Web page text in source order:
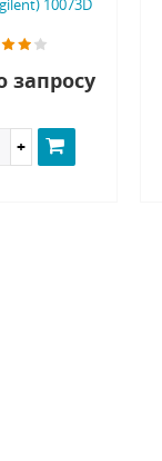
10073D
запросу